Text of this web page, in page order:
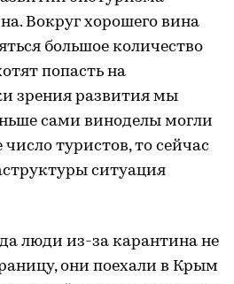
Вокруг хорошего вина
большое количество
попасть на
зрения развития мы
сами виноделы могли
туристов, то сейчас
ситуация
люди из-за карантина не
они поехали в Крым